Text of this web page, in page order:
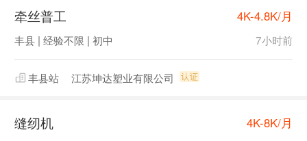
牵丝普工 4K-4.8K/月
丰县 | 经验不限 | 初中 7小时前
丰县站 江苏坤达塑业有限公司
缝纫机 4K-8K/月